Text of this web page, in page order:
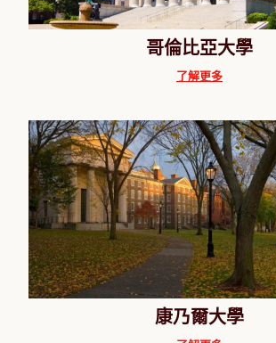
哥倫比亞大學
了解更多
康乃爾大學